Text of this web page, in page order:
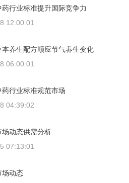
药行业标准提升国际竞争力
12:00:01
本养生配方顺应节气养生变化
06:00:01
药行业标准规范市场
04:39:02
场动态供需分析
07:13:01
场动态